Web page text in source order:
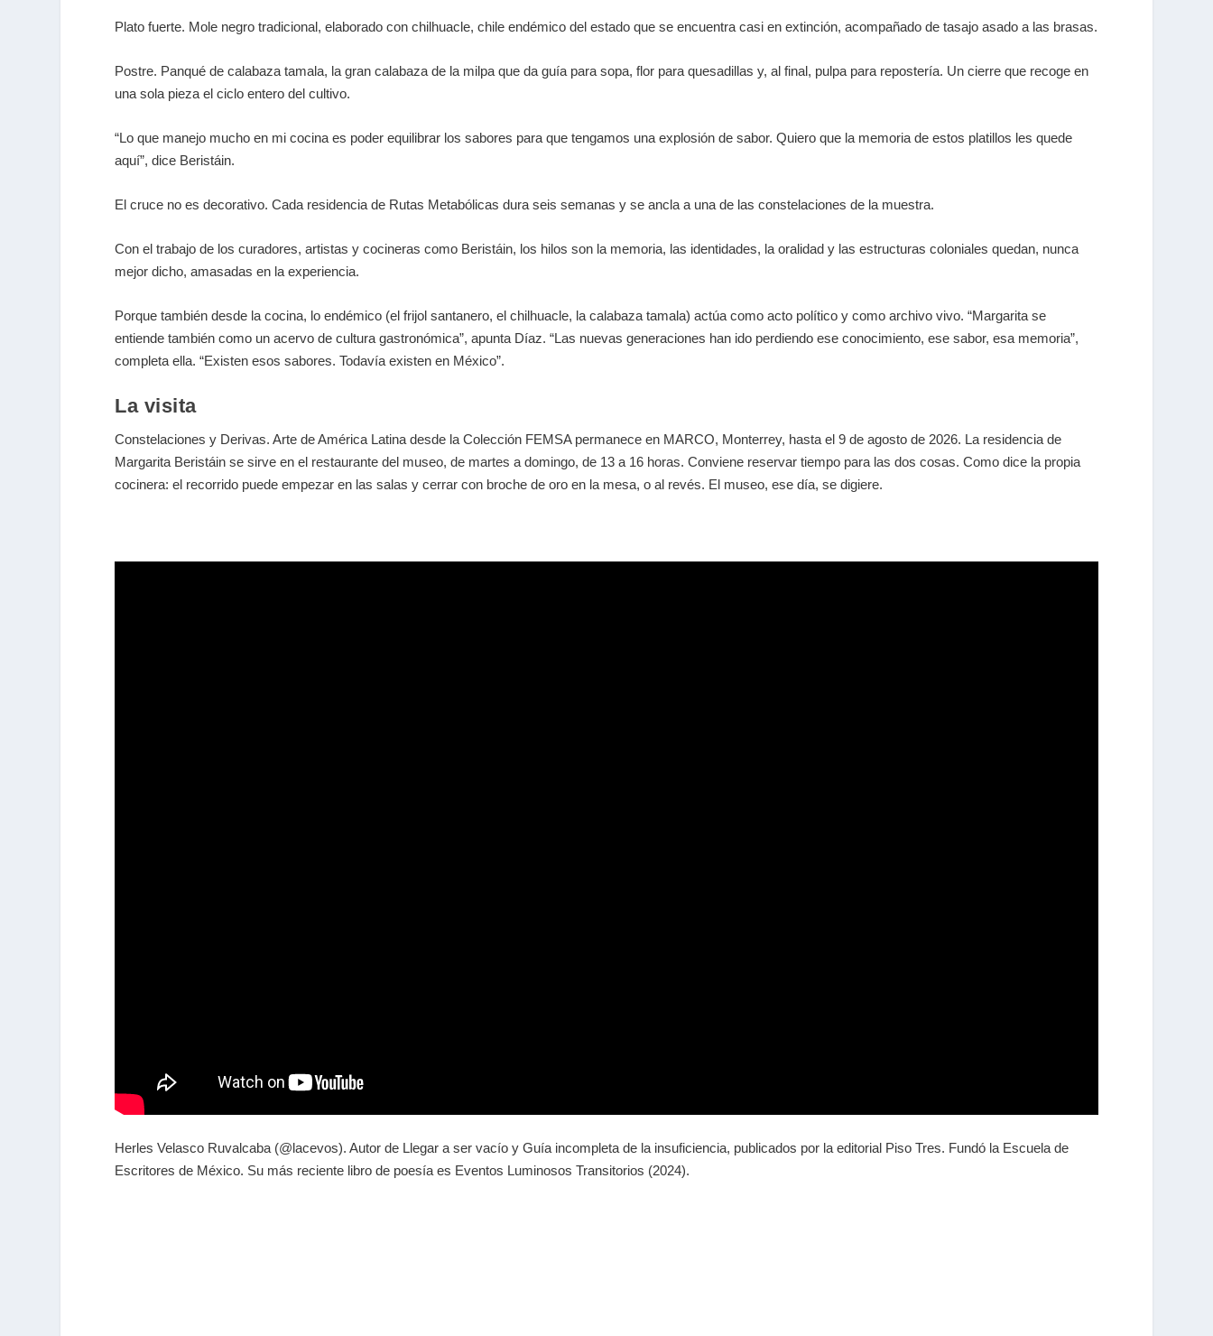
Plato fuerte. Mole negro tradicional, elaborado con chilhuacle, chile endémico del estado que se encuentra casi en extinción, acompañado de tasajo asado a las brasas.
Postre. Panqué de calabaza tamala, la gran calabaza de la milpa que da guía para sopa, flor para quesadillas y, al final, pulpa para repostería. Un cierre que recoge en
una sola pieza el ciclo entero del cultivo.
“Lo que manejo mucho en mi cocina es poder equilibrar los sabores para que tengamos una explosión de sabor. Quiero que la memoria de estos platillos les quede
aquí”, dice Beristáin.
El cruce no es decorativo. Cada residencia de Rutas Metabólicas dura seis semanas y se ancla a una de las constelaciones de la muestra.
Con el trabajo de los curadores, artistas y cocineras como Beristáin, los hilos son la memoria, las identidades, la oralidad y las estructuras coloniales quedan, nunca
mejor dicho, amasadas en la experiencia.
Porque también desde la cocina, lo endémico (el frijol santanero, el chilhuacle, la calabaza tamala) actúa como acto político y como archivo vivo. “Margarita se
entiende también como un acervo de cultura gastronómica”, apunta Díaz. “Las nuevas generaciones han ido perdiendo ese conocimiento, ese sabor, esa memoria”,
completa ella. “Existen esos sabores. Todavía existen en México”.
La visita
Constelaciones y Derivas. Arte de América Latina desde la Colección FEMSA permanece en MARCO, Monterrey, hasta el 9 de agosto de 2026. La residencia de
Margarita Beristáin se sirve en el restaurante del museo, de martes a domingo, de 13 a 16 horas. Conviene reservar tiempo para las dos cosas. Como dice la propia
cocinera: el recorrido puede empezar en las salas y cerrar con broche de oro en la mesa, o al revés. El museo, ese día, se digiere.
Herles Velasco Ruvalcaba (@lacevos). Autor de Llegar a ser vacío yGuía incompleta de la insuficiencia, publicados por la editorial Piso Tres. Fundó la Escuela de
Escritores de México. Su más reciente libro de poesía es Eventos Luminosos Transitorios (2024).